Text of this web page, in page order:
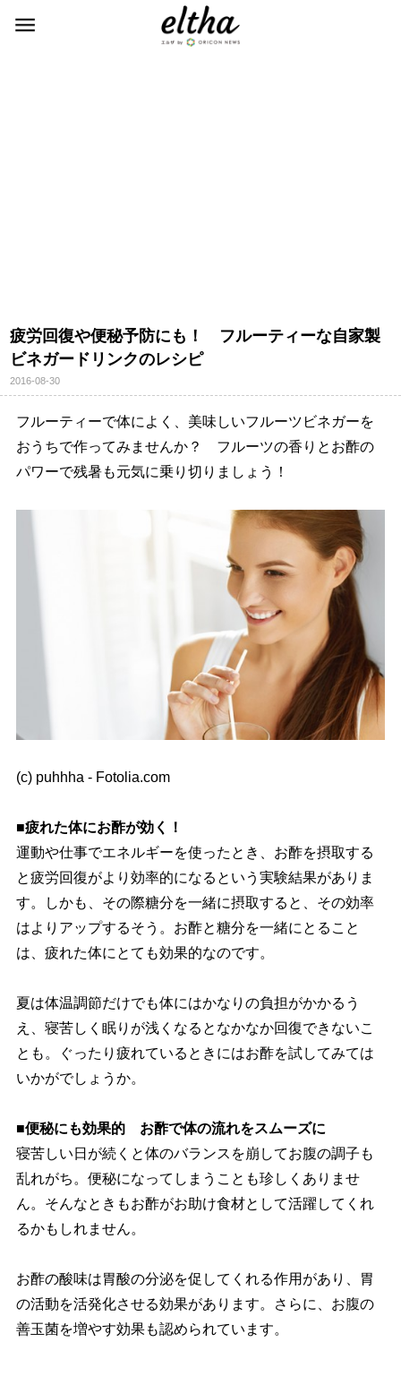
疲労回復や便秘予防にも！ フルーティーな自家製
ビネガードリンクのレシピ
2016-08-30
フルーティーで体によく、美味しいフルーツビネガーを
おうちで作ってみませんか？ フルーツの香りとお酢の
パワーで残暑も元気に乗り切りましょう！
(c) puhhha - Fotolia.com
■疲れた体にお酢が効く！
運動や仕事でエネルギーを使ったとき、お酢を摂取する
と疲労回復がより効率的になるという実験結果がありま
す。しかも、その際糖分を一緒に摂取すると、その効率
はよりアップするそう。お酢と糖分を一緒にとること
は、疲れた体にとても効果的なのです。
夏は体温調節だけでも体にはかなりの負担がかかるう
え、寝苦しく眠りが浅くなるとなかなか回復できないこ
とも。ぐったり疲れているときにはお酢を試してみては
いかがでしょうか。
■便秘にも効果的 お酢で体の流れをスムーズに
寝苦しい日が続くと体のバランスを崩してお腹の調子も
乱れがち。便秘になってしまうことも珍しくありませ
ん。そんなときもお酢がお助け食材として活躍してくれ
るかもしれません。
お酢の酸味は胃酸の分泌を促してくれる作用があり、胃
の活動を活発化させる効果があります。さらに、お腹の
善玉菌を増やす効果も認められています。